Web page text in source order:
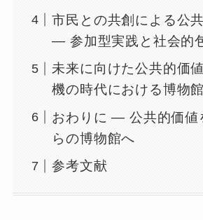
市民との共創による公
― 参加型実践と社会的
未来に向けた公共的価
機の時代における博物
おわりに ― 公共的価値
らの博物館へ
参考文献